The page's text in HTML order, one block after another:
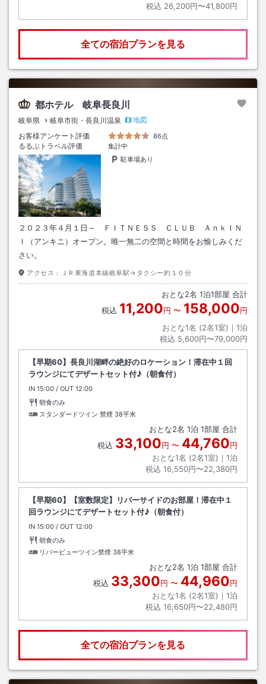
税込 26,200円〜41,800円
全ての宿泊プランを見る
都ホテル 岐阜長良川
岐阜県 岐阜市街・長良川温泉
地図
お客様アンケート評価
86点
るるぶトラベル評価
集計中
駐車場あり
２０２３年４月１日～ ＦＩＴＮＥＳＳ ＣＬＵＢ ＡｎｋＩＮ
Ｉ（アンキニ）オープン。唯一無二の空間と時間をお愉しみくだ
さい。
アクセス： ＪＲ東海道本線岐阜駅→タクシー約１０分
おとな2名 1泊1部屋 合計
税込 11,200円 〜 158,000円
おとな1名 (2名1室)｜ 1泊
税込 5,600円〜79,000円
【早期60】長良川湖畔の絶好のロケーション！滞在中１回
ラウンジにてデザートセット付♪（朝食付）
IN チェックイン
15:00 / OUT チェックアウト
12:00
朝食のみ
スタンダードツイン 禁煙 38平米
おとな2名 1泊 1部屋 合計
税込 33,100円 〜 44,760円
おとな1名 (2名1室)｜ 1泊
税込 16,550円〜22,380円
【早期60】【室数限定】リバーサイドのお部屋！滞在中１
回ラウンジにてデザートセット付♪（朝食付）
IN チェックイン
15:00 / OUT チェックアウト
12:00
朝食のみ
リバービューツイン禁煙 38平米
おとな2名 1泊 1部屋 合計
税込 33,300円 〜 44,960円
おとな1名 (2名1室)｜ 1泊
税込 16,650円〜22,480円
全ての宿泊プランを見る